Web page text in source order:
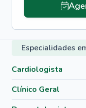
Especialidades
Cardiologista
Clínico Geral